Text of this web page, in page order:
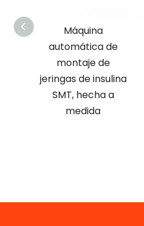
Máquina
automática de
montaje de
jeringas de insulina
SMT, hecha a
medida